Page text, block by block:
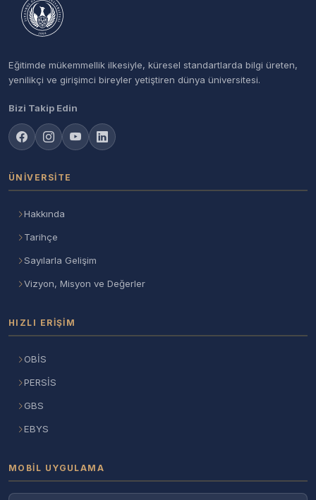
Eğitimde mükemmellik ilkesiyle, küresel standartlarda bilgi üreten,
yenilikçi ve girişimci bireyler yetiştiren dünya üniversitesi.
Bizi Takip Edin
ÜNIVERSITE
Hakkında
Tarihçe
Sayılarla Gelişim
Vizyon, Misyon ve Değerler
HIZLI ERIŞIM
OBİS
PERSİS
GBS
EBYS
MOBIL UYGULAMA